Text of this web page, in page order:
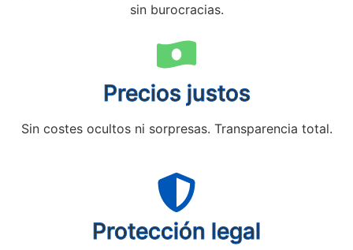
sin burocracias.
Precios justos
Sin costes ocultos ni sorpresas. Transparencia total.
Protección legal